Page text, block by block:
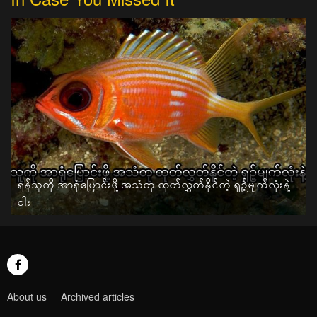
ရန်သူကို အာရုံပြောင်းဖို့ အသံတု ထုတ်လွှတ်နိုင်တဲ့ ရှဉ့်မျက်လုံးနဲ့
ငါး
About us Archived articles